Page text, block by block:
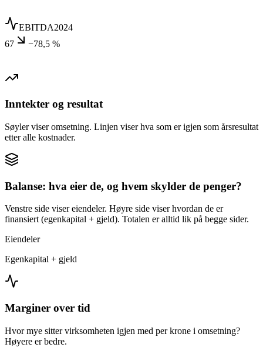
EBITDA2024
67
−78,5 %
Inntekter og resultat
Søyler viser omsetning. Linjen viser hva som er igjen som årsresultat
etter alle kostnader.
Balanse: hva eier de, og hvem skylder de penger?
Venstre side viser eiendeler. Høyre side viser hvordan de er
finansiert (egenkapital + gjeld). Totalen er alltid lik på begge sider.
Eiendeler
Egenkapital + gjeld
Marginer over tid
Hvor mye sitter virksomheten igjen med per krone i omsetning?
Høyere er bedre.